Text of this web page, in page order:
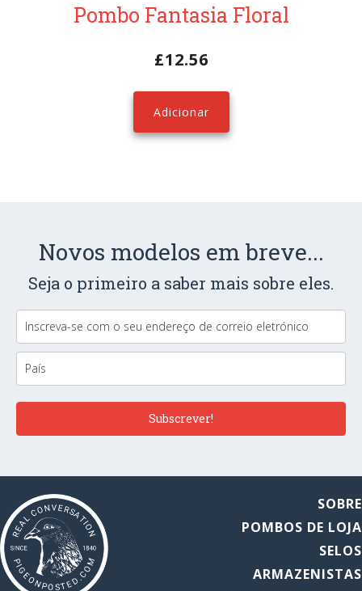
Pombo Fantasia Floral
£12.56
Adicionar
Novos modelos em breve...
Seja o primeiro a saber mais sobre eles.
Subscrever!
SOBRE
POMBOS DE LOJA
SELOS
ARMAZENISTAS